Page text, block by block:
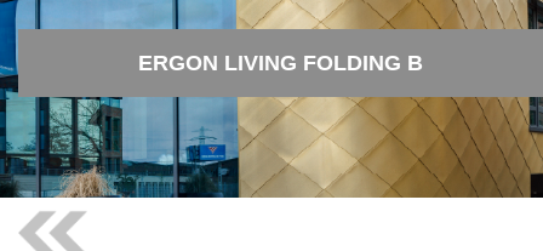
ERGON LIVING FOLDING B